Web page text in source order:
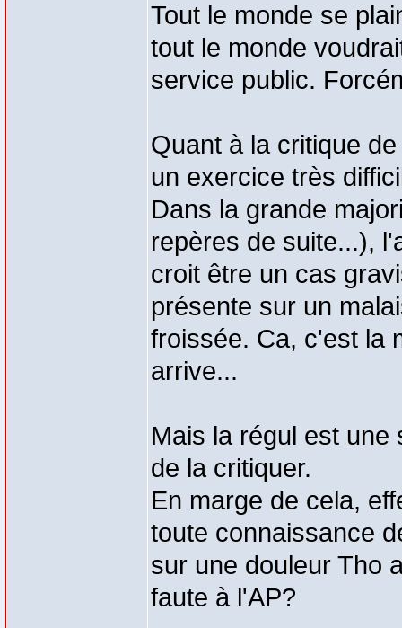
Tout le monde se
tout le monde
service public.
Quant à la critique
un exercice très
Dans la grande
repères de suite...),
croit être un cas
présente sur un
froissée. Ca, c'est la
arrive...
Mais la régul est une
de la critiquer.
En marge de cela,
toute connaissance
sur une douleur Tho
faute à l'AP?